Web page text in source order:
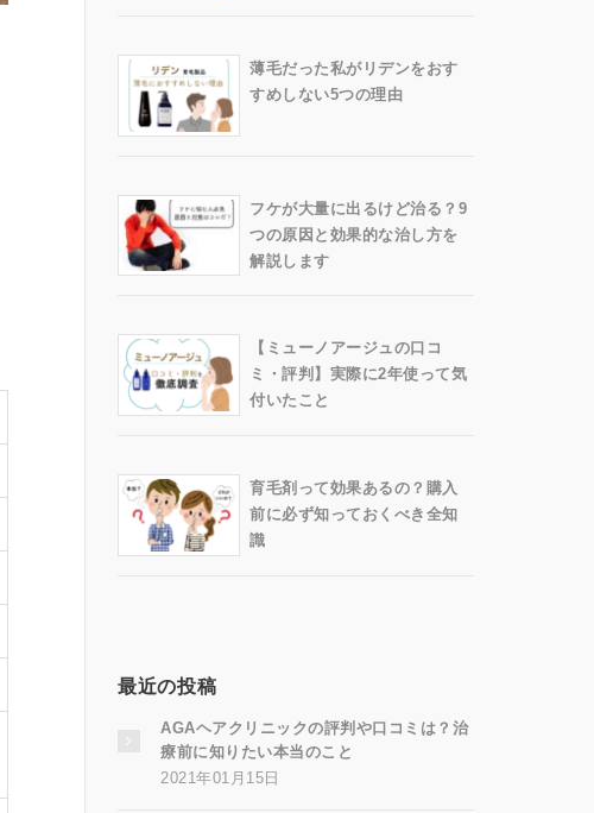
薄毛だった私がリデンをおす
すめしない5つの理由
フケが大量に出るけど治る？9
つの原因と効果的な治し方を
解説します
【ミューノアージュの口コ
ミ・評判】実際に2年使って気
付いたこと
育毛剤って効果あるの？購入
前に必ず知っておくべき全知
識
最近の投稿
AGAヘアクリニックの評判や口コミは？治
療前に知りたい本当のこと
2021年01月15日